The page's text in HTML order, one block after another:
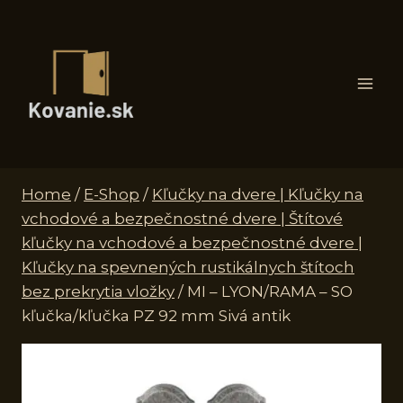
Home / E-Shop / Kľučky na dvere | Kľučky na
vchodové a bezpečnostné dvere | Štítové
kľučky na vchodové a bezpečnostné dvere |
Kľučky na spevnených rustikálnych štítoch
bez prekrytia vložky / MI – LYON/RAMA – SO
kľučka/kľučka PZ 92 mm Sivá antik